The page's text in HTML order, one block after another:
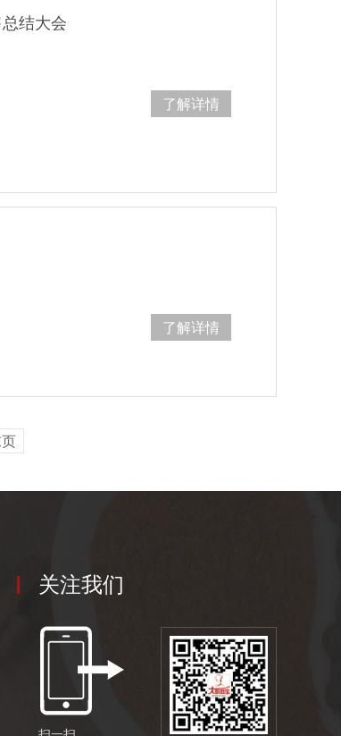
结大会
了解详情
了解详情
关注我们